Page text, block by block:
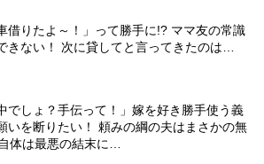
借りたよ～！」って勝手に!? ママ友の常識
きない！ 次に貸してと言ってきたのは…
でしょ？手伝って！」嫁を好き勝手使う義
いを断りたい！ 頼みの綱の夫はまさかの無
体は最悪の結末に…